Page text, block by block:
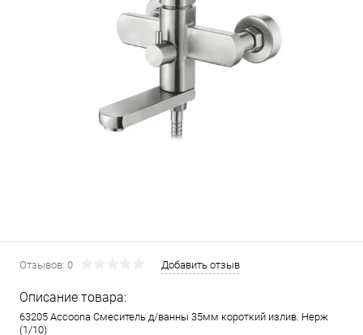
Отзывов: 0 Добавить отзыв
Описание товара:
63205 Accoona Смеситель д/ванны 35мм короткий излив. Нерж
(1/10)